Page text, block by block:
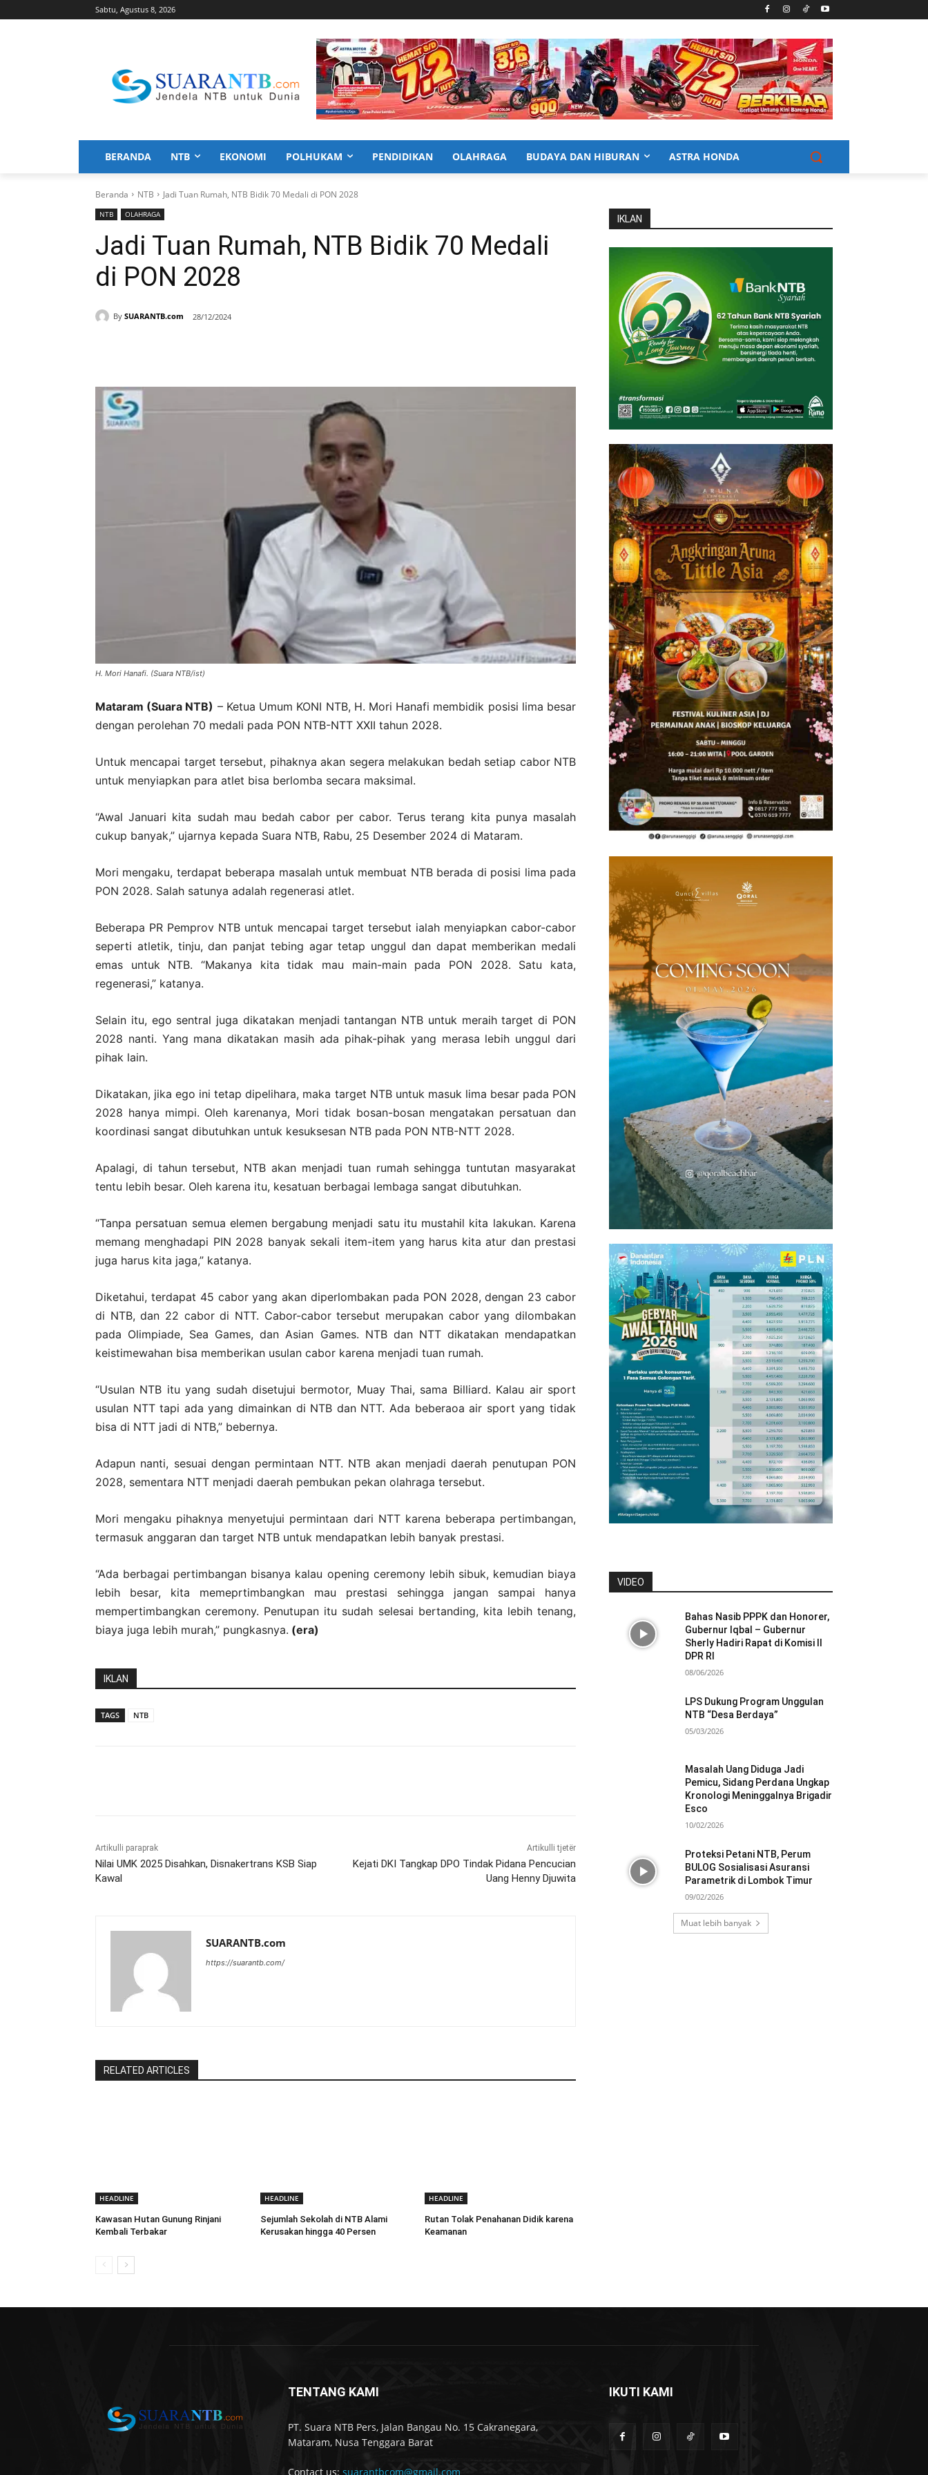
Sabtu, Agustus 8, 2026
BERANDA NTB EKONOMI POLHUKAM PENDIDIKAN OLAHRAGA BUDAYA DAN HIBURAN ASTRA HONDA
Beranda NTB Jadi Tuan Rumah, NTB Bidik 70 Medali di PON 2028
NTB OLAHRAGA
Jadi Tuan Rumah, NTB Bidik 70 Medali
di PON 2028
By SUARANTB.com 28/12/2024
H. Mori Hanafi. (Suara NTB/ist)
Mataram (Suara NTB) – Ketua Umum KONI NTB, H. Mori Hanafi membidik posisi lima besar
dengan perolehan 70 medali pada PON NTB-NTT XXII tahun 2028.
Untuk mencapai target tersebut, pihaknya akan segera melakukan bedah setiap cabor NTB
untuk menyiapkan para atlet bisa berlomba secara maksimal.
“Awal Januari kita sudah mau bedah cabor per cabor. Terus terang kita punya masalah
cukup banyak,” ujarnya kepada Suara NTB, Rabu, 25 Desember 2024 di Mataram.
Mori mengaku, terdapat beberapa masalah untuk membuat NTB berada di posisi lima pada
PON 2028. Salah satunya adalah regenerasi atlet.
Beberapa PR Pemprov NTB untuk mencapai target tersebut ialah menyiapkan cabor-cabor
seperti atletik, tinju, dan panjat tebing agar tetap unggul dan dapat memberikan medali
emas untuk NTB. “Makanya kita tidak mau main-main pada PON 2028. Satu kata,
regenerasi,” katanya.
Selain itu, ego sentral juga dikatakan menjadi tantangan NTB untuk meraih target di PON
2028 nanti. Yang mana dikatakan masih ada pihak-pihak yang merasa lebih unggul dari
pihak lain.
Dikatakan, jika ego ini tetap dipelihara, maka target NTB untuk masuk lima besar pada PON
2028 hanya mimpi. Oleh karenanya, Mori tidak bosan-bosan mengatakan persatuan dan
koordinasi sangat dibutuhkan untuk kesuksesan NTB pada PON NTB-NTT 2028.
Apalagi, di tahun tersebut, NTB akan menjadi tuan rumah sehingga tuntutan masyarakat
tentu lebih besar. Oleh karena itu, kesatuan berbagai lembaga sangat dibutuhkan.
“Tanpa persatuan semua elemen bergabung menjadi satu itu mustahil kita lakukan. Karena
memang menghadapi PIN 2028 banyak sekali item-item yang harus kita atur dan prestasi
juga harus kita jaga,” katanya.
Diketahui, terdapat 45 cabor yang akan diperlombakan pada PON 2028, dengan 23 cabor
di NTB, dan 22 cabor di NTT. Cabor-cabor tersebut merupakan cabor yang dilombakan
pada Olimpiade, Sea Games, dan Asian Games. NTB dan NTT dikatakan mendapatkan
keistimewahan bisa memberikan usulan cabor karena menjadi tuan rumah.
“Usulan NTB itu yang sudah disetujui bermotor, Muay Thai, sama Billiard. Kalau air sport
usulan NTT tapi ada yang dimainkan di NTB dan NTT. Ada beberaoa air sport yang tidak
bisa di NTT jadi di NTB,” bebernya.
Adapun nanti, sesuai dengan permintaan NTT. NTB akan menjadi daerah penutupan PON
2028, sementara NTT menjadi daerah pembukan pekan olahraga tersebut.
Mori mengaku pihaknya menyetujui permintaan dari NTT karena beberapa pertimbangan,
termasuk anggaran dan target NTB untuk mendapatkan lebih banyak prestasi.
“Ada berbagai pertimbangan bisanya kalau opening ceremony lebih sibuk, kemudian biaya
lebih besar, kita memeprtimbangkan mau prestasi sehingga jangan sampai hanya
mempertimbangkan ceremony. Penutupan itu sudah selesai bertanding, kita lebih tenang,
biaya juga lebih murah,” pungkasnya. (era)
IKLAN
TAGS NTB
Artikulli paraprak
Nilai UMK 2025 Disahkan, Disnakertrans KSB Siap
Kawal
Artikulli tjetër
Kejati DKI Tangkap DPO Tindak Pidana Pencucian
Uang Henny Djuwita
SUARANTB.com
https://suarantb.com/
RELATED ARTICLES
HEADLINE
Kawasan Hutan Gunung Rinjani
Kembali Terbakar
HEADLINE
Sejumlah Sekolah di NTB Alami
Kerusakan hingga 40 Persen
HEADLINE
Rutan Tolak Penahanan Didik karena
Keamanan
IKLAN
VIDEO
Bahas Nasib PPPK dan Honorer,
Gubernur Iqbal – Gubernur
Sherly Hadiri Rapat di Komisi II
DPR RI
08/06/2026
LPS Dukung Program Unggulan
NTB “Desa Berdaya”
05/03/2026
Masalah Uang Diduga Jadi
Pemicu, Sidang Perdana Ungkap
Kronologi Meninggalnya Brigadir
Esco
10/02/2026
Proteksi Petani NTB, Perum
BULOG Sosialisasi Asuransi
Parametrik di Lombok Timur
09/02/2026
Muat lebih banyak
TENTANG KAMI
PT. Suara NTB Pers, Jalan Bangau No. 15 Cakranegara,
Mataram, Nusa Tenggara Barat
Contact us: suarantbcom@gmail.com
IKUTI KAMI